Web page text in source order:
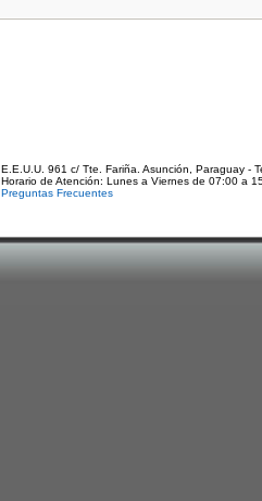
E.E.U.U. 961 c/ Tte. Fariña. Asunción, Paraguay -
Horario de Atención: Lunes a Viernes de 07:00 a
Preguntas Frecuentes